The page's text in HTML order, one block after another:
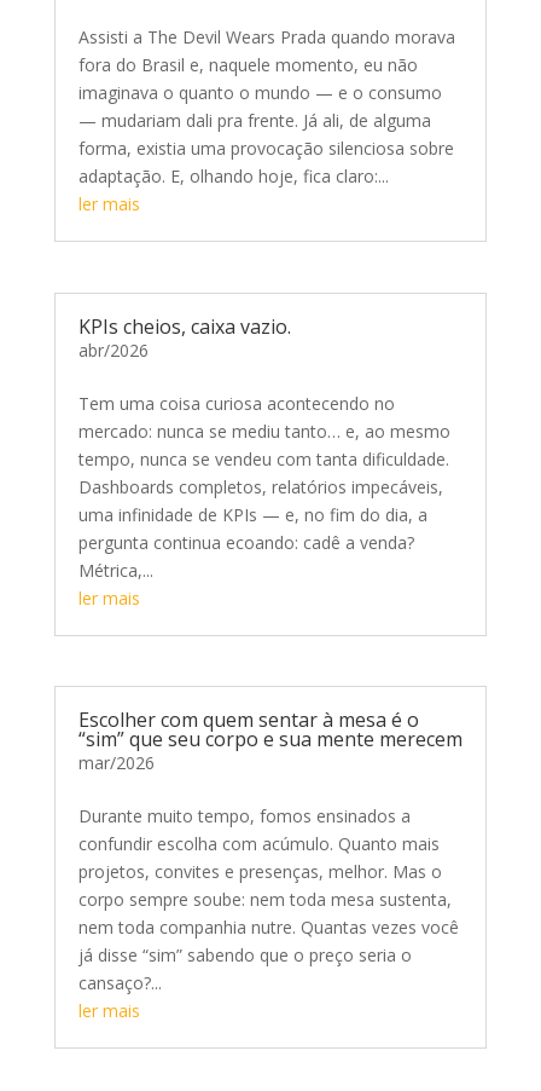
Assisti a The Devil Wears Prada quando morava
fora do Brasil e, naquele momento, eu não
imaginava o quanto o mundo — e o consumo
— mudariam dali pra frente. Já ali, de alguma
forma, existia uma provocação silenciosa sobre
adaptação. E, olhando hoje, fica claro:...
ler mais
KPIs cheios, caixa vazio.
abr/2026
Tem uma coisa curiosa acontecendo no
mercado: nunca se mediu tanto… e, ao mesmo
tempo, nunca se vendeu com tanta dificuldade.
Dashboards completos, relatórios impecáveis,
uma infinidade de KPIs — e, no fim do dia, a
pergunta continua ecoando: cadê a venda?
Métrica,...
ler mais
Escolher com quem sentar à mesa é o
“sim” que seu corpo e sua mente merecem
mar/2026
Durante muito tempo, fomos ensinados a
confundir escolha com acúmulo. Quanto mais
projetos, convites e presenças, melhor. Mas o
corpo sempre soube: nem toda mesa sustenta,
nem toda companhia nutre. Quantas vezes você
já disse “sim” sabendo que o preço seria o
cansaço?...
ler mais